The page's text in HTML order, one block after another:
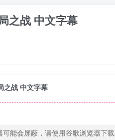
之战 中文字幕
之战 中文字幕
可能会屏蔽，请使用谷歌浏览器下载